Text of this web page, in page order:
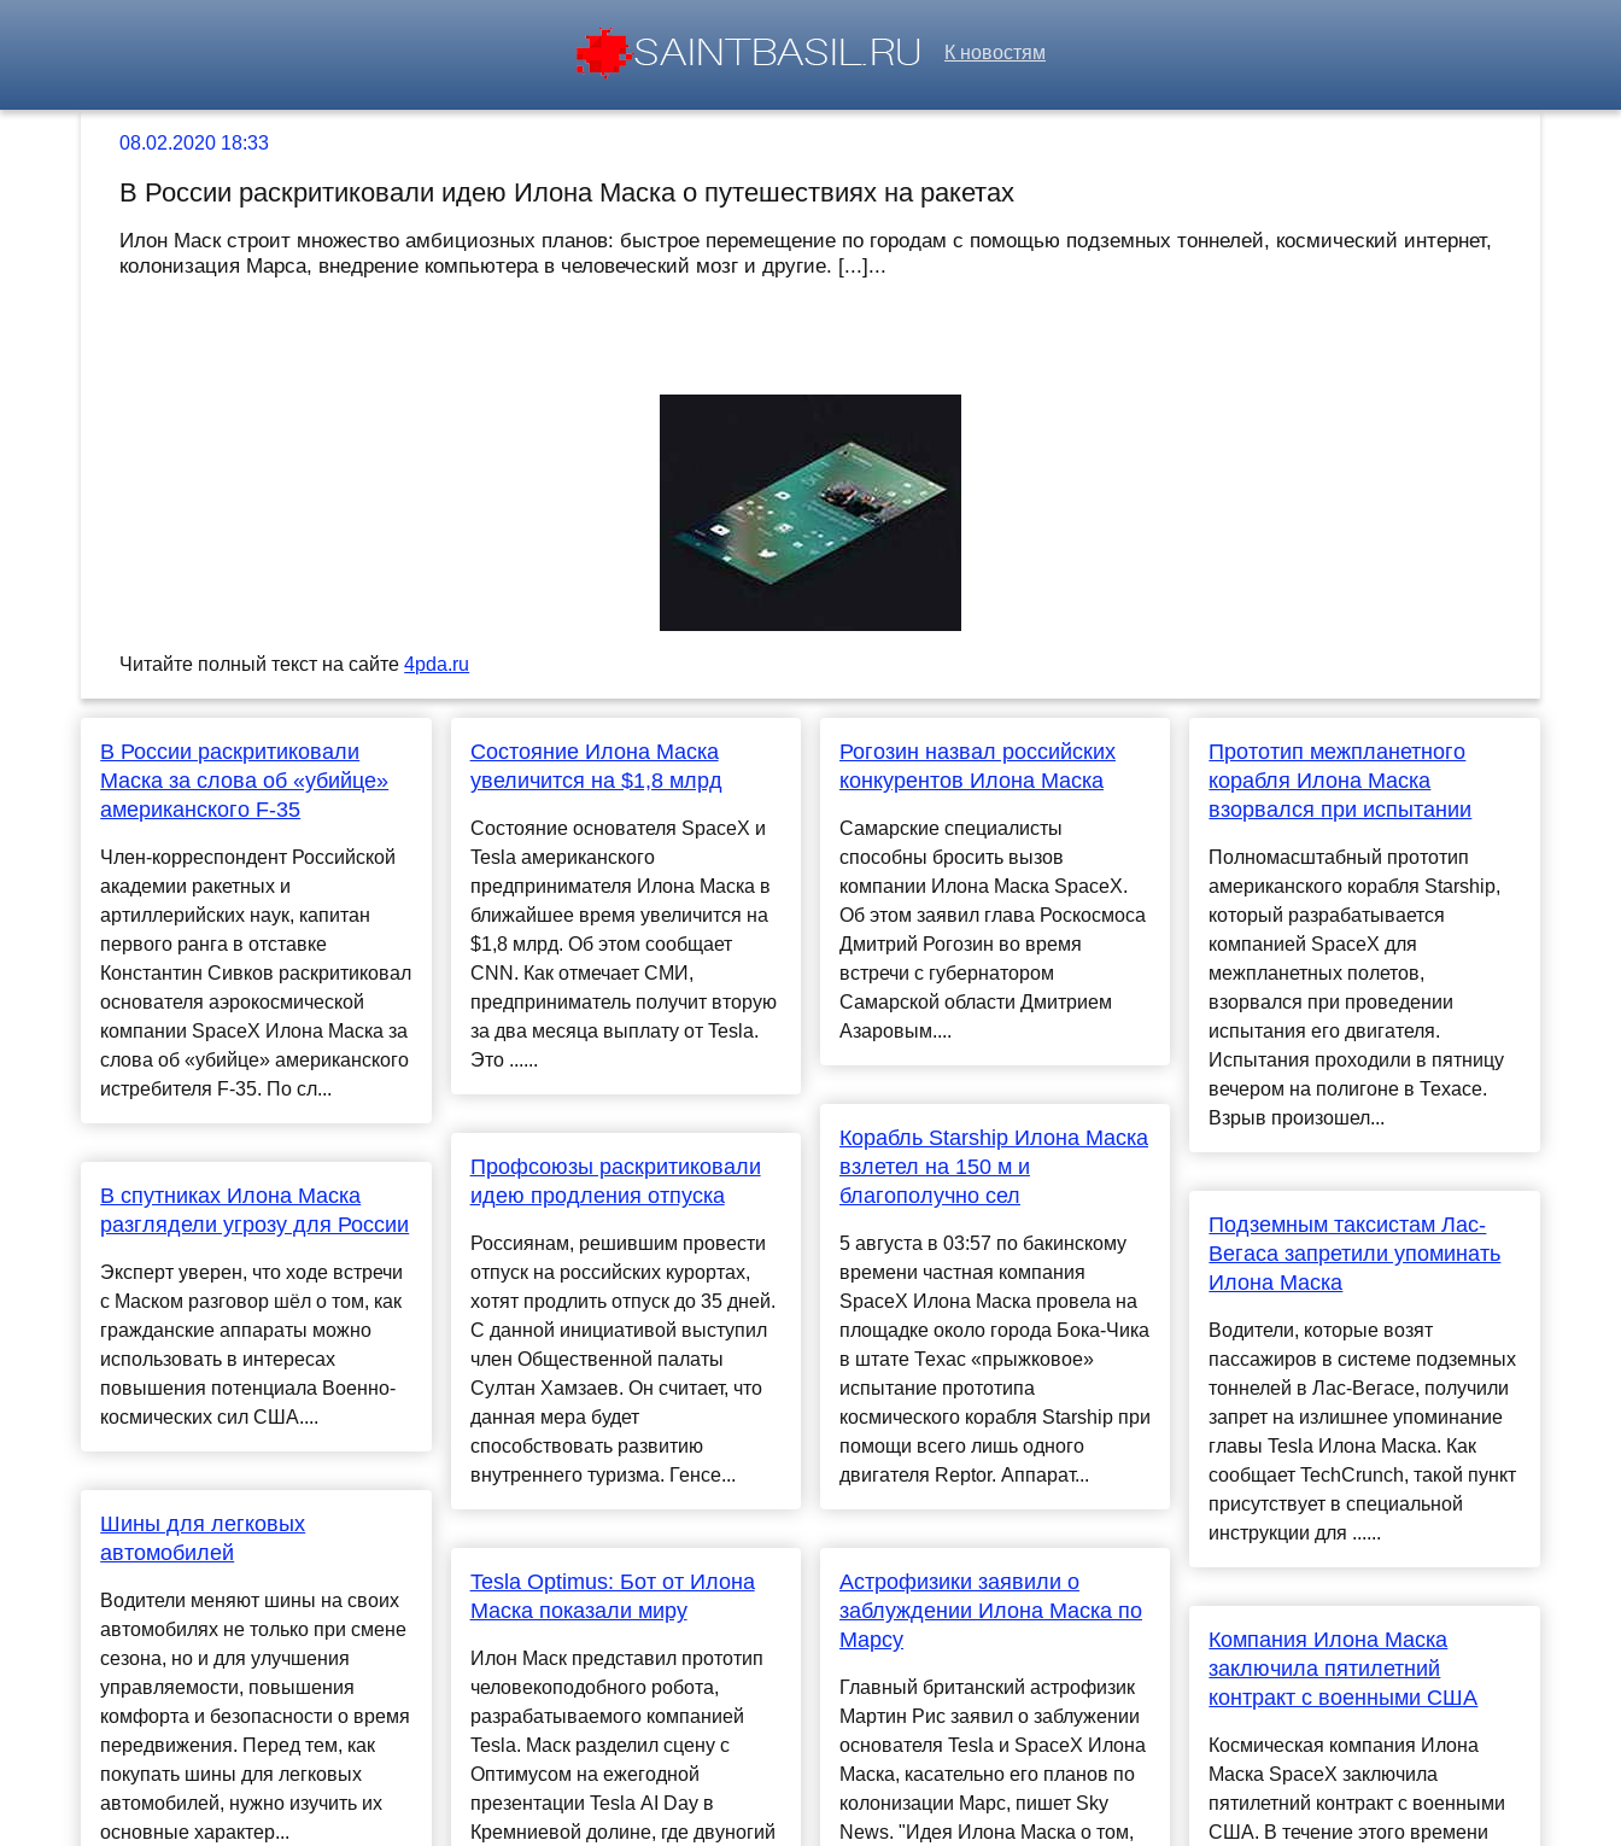
К новостям
08.02.2020 18:33
В России раскритиковали идею Илона Маска о путешествиях на ракетах
Илон Маск строит множество амбициозных планов: быстрое перемещение по городам с помощью подземных тоннелей, космический интернет,
колонизация Марса, внедрение компьютера в человеческий мозг и другие. [...]...
Читайте полный текст на сайте4pda.ru
В России раскритиковали
Маска за слова об «убийце»
американского F-35
Член-корреспондент Российской
академии ракетных и
артиллерийских наук, капитан
первого ранга в отставке
Константин Сивков раскритиковал
основателя аэрокосмической
компании SpaceX Илона Маска за
слова об «убийце» американского
истребителя F-35. По сл...
В спутниках Илона Маска
разглядели угрозу для России
Эксперт уверен, что ходе встречи
с Маском разговор шёл о том, как
гражданские аппараты можно
использовать в интересах
повышения потенциала Военно-
космических сил США....
Шины для легковых
автомобилей
Водители меняют шины на своих
автомобилях не только при смене
сезона, но и для улучшения
управляемости, повышения
комфорта и безопасности о время
передвижения. Перед тем, как
покупать шины для легковых
автомобилей, нужно изучить их
основные характер...
Состояние Илона Маска
увеличится на $1,8 млрд
Состояние основателя SpaceX и
Tesla американского
предпринимателя Илона Маска в
ближайшее время увеличится на
$1,8 млрд. Об этом сообщает
CNN. Как отмечает СМИ,
предприниматель получит вторую
за два месяца выплату от Tesla.
Это ......
Профсоюзы раскритиковали
идею продления отпуска
Россиянам, решившим провести
отпуск на российских курортах,
хотят продлить отпуск до 35 дней.
С данной инициативой выступил
член Общественной палаты
Султан Хамзаев. Он считает, что
данная мера будет
способствовать развитию
внутреннего туризма. Генсе...
Tesla Optimus: Бот от Илона
Маска показали миру
Илон Маск представил прототип
человекоподобного робота,
разрабатываемого компанией
Tesla. Маск разделил сцену с
Оптимусом на ежегодной
презентации Tesla AI Day в
Кремниевой долине, где двуногий
Рогозин назвал российских
конкурентов Илона Маска
Самарские специалисты
способны бросить вызов
компании Илона Маска SpaceX.
Об этом заявил глава Роскосмоса
Дмитрий Рогозин во время
встречи с губернатором
Самарской области Дмитрием
Азаровым....
Корабль Starship Илона Маска
взлетел на 150 м и
благополучно сел
5 августа в 03:57 по бакинскому
времени частная компания
SpaceX Илона Маска провела на
площадке около города Бока-Чика
в штате Техас «прыжковое»
испытание прототипа
космического корабля Starship при
помощи всего лишь одного
двигателя Reptor. Аппарат...
Астрофизики заявили о
заблуждении Илона Маска по
Марсу
Главный британский астрофизик
Мартин Рис заявил о заблужении
основателя Tesla и SpaceX Илона
Маска, касательно его планов по
колонизации Марс, пишет Sky
News. "Идея Илона Маска о том,
Прототип межпланетного
корабля Илона Маска
взорвался при испытании
Полномасштабный прототип
американского корабля Starship,
который разрабатывается
компанией SpaceX для
межпланетных полетов,
взорвался при проведении
испытания его двигателя.
Испытания проходили в пятницу
вечером на полигоне в Техасе.
Взрыв произошел...
Подземным таксистам Лас-
Вегаса запретили упоминать
Илона Маска
Водители, которые возят
пассажиров в системе подземных
тоннелей в Лас-Вегасе, получили
запрет на излишнее упоминание
главы Tesla Илона Маска. Как
сообщает TechCrunch, такой пункт
присутствует в специальной
инструкции для ......
Компания Илона Маска
заключила пятилетний
контракт с военными США
Космическая компания Илона
Маска SpaceX заключила
пятилетний контракт с военными
США. В течение этого времени